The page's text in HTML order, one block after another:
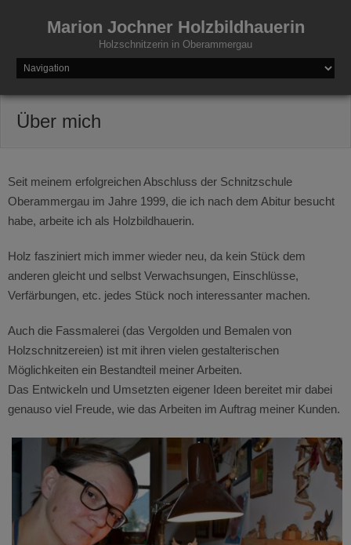
Marion Jochner Holzbildhauerin
Holzschnitzerin in Oberammergau
Über mich
Seit meinem erfolgreichen Abschluss der Schnitzschule
Oberammergau im Jahre 1999, die ich nach dem Abitur besucht
habe, arbeite ich als Holzbildhauerin.
Holz fasziniert mich immer wieder neu, da kein Stück dem
anderen gleicht und selbst Verwachsungen, Einschlüsse,
Verfärbungen, etc. jedes Stück noch interessanter machen.
Auch die Fassmalerei (das Vergolden und Bemalen von
Holzschnitzereien) ist mit ihren vielen gestalterischen
Möglichkeiten ein Bestandteil meiner Arbeiten.
Das Entwickeln und Umsetzten eigener Ideen bereitet mir dabei
genauso viel Freude, wie das Arbeiten im Auftrag meiner Kunden.